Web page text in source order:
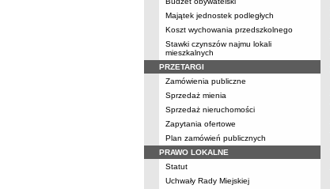
Majątek jednostek podległych
Koszt wychowania przedszkolnego
Stawki czynszów najmu lokali
mieszkalnych
PRZETARGI
Zamówienia publiczne
Sprzedaż mienia
Sprzedaż nieruchomości
Zapytania ofertowe
Plan zamówień publicznych
PRAWO LOKALNE
Statut
Uchwały Rady Miejskiej